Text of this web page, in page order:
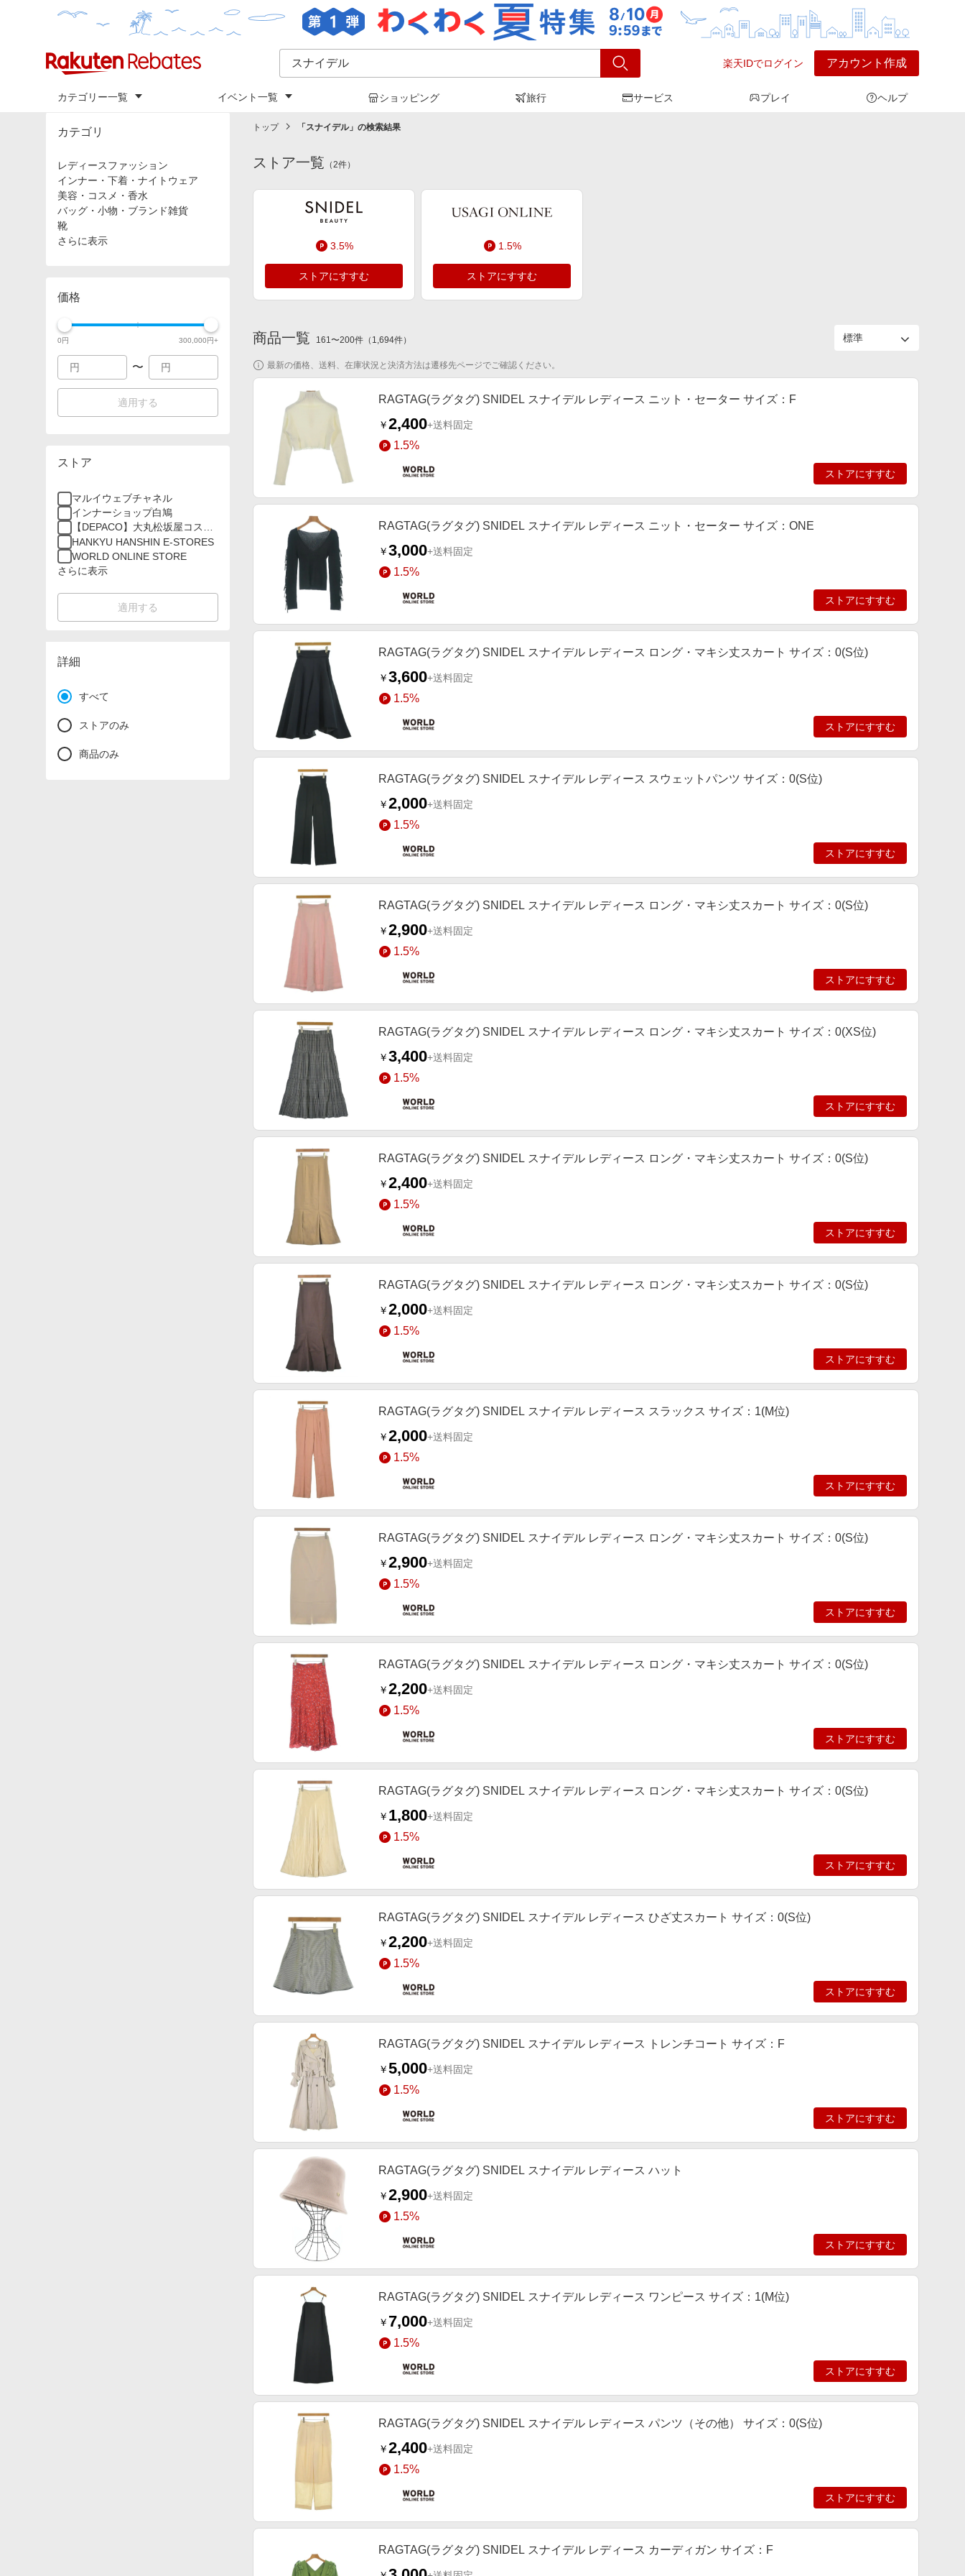
楽天IDでログイン アカウント作成
カテゴリー一覧 イベント一覧 ショッピング 旅行 サービス プレイ ヘルプ
カテゴリ
レディースファッション
インナー・下着・ナイトウェア
美容・コスメ・香水
バッグ・小物・ブランド雑貨
靴
さらに表示
価格
0円 300,000円+
〜
適用する
ストア
マルイウェブチャネル
インナーショップ白鳩
【DEPACO】大丸松坂屋コスメ
オンラインストア
HANKYU HANSHIN E-STORES
WORLD ONLINE STORE
さらに表示
適用する
詳細
すべて
ストアのみ
商品のみ
トップ 「 スナイデル」の検索結果
ストア一覧 （2件）
3.5%
ストアにすすむ
1.5%
ストアにすすむ
商品一覧 161〜200件 （ 1,694件）
最新の価格、送料、在庫状況と決済方法は遷移先ページでご確認ください。
RAGTAG(ラグタグ) SNIDEL スナイデル レディース ニット・セーター サイズ：F
￥2,400+送料固定
1.5%
ストアにすすむ
RAGTAG(ラグタグ) SNIDEL スナイデル レディース ニット・セーター サイズ：ONE
￥3,000+送料固定
1.5%
ストアにすすむ
RAGTAG(ラグタグ) SNIDEL スナイデル レディース ロング・マキシ丈スカート サイズ：0(S位)
￥3,600+送料固定
1.5%
ストアにすすむ
RAGTAG(ラグタグ) SNIDEL スナイデル レディース スウェットパンツ サイズ：0(S位)
￥2,000+送料固定
1.5%
ストアにすすむ
RAGTAG(ラグタグ) SNIDEL スナイデル レディース ロング・マキシ丈スカート サイズ：0(S位)
￥2,900+送料固定
1.5%
ストアにすすむ
RAGTAG(ラグタグ) SNIDEL スナイデル レディース ロング・マキシ丈スカート サイズ：0(XS位)
￥3,400+送料固定
1.5%
ストアにすすむ
RAGTAG(ラグタグ) SNIDEL スナイデル レディース ロング・マキシ丈スカート サイズ：0(S位)
￥2,400+送料固定
1.5%
ストアにすすむ
RAGTAG(ラグタグ) SNIDEL スナイデル レディース ロング・マキシ丈スカート サイズ：0(S位)
￥2,000+送料固定
1.5%
ストアにすすむ
RAGTAG(ラグタグ) SNIDEL スナイデル レディース スラックス サイズ：1(M位)
￥2,000+送料固定
1.5%
ストアにすすむ
RAGTAG(ラグタグ) SNIDEL スナイデル レディース ロング・マキシ丈スカート サイズ：0(S位)
￥2,900+送料固定
1.5%
ストアにすすむ
RAGTAG(ラグタグ) SNIDEL スナイデル レディース ロング・マキシ丈スカート サイズ：0(S位)
￥2,200+送料固定
1.5%
ストアにすすむ
RAGTAG(ラグタグ) SNIDEL スナイデル レディース ロング・マキシ丈スカート サイズ：0(S位)
￥ 1,800+送料固定
1.5%
ストアにすすむ
RAGTAG(ラグタグ) SNIDEL スナイデル レディース ひざ丈スカート サイズ：0(S位)
￥2,200+送料固定
1.5%
ストアにすすむ
RAGTAG(ラグタグ) SNIDEL スナイデル レディース トレンチコート サイズ：F
￥5,000+送料固定
1.5%
ストアにすすむ
RAGTAG(ラグタグ) SNIDEL スナイデル レディース ハット
￥2,900+送料固定
1.5%
ストアにすすむ
RAGTAG(ラグタグ) SNIDEL スナイデル レディース ワンピース サイズ：1(M位)
￥ 7,000+送料固定
1.5%
ストアにすすむ
RAGTAG(ラグタグ) SNIDEL スナイデル レディース パンツ（その他） サイズ：0(S位)
￥2,400+送料固定
1.5%
ストアにすすむ
RAGTAG(ラグタグ) SNIDEL スナイデル レディース カーディガン サイズ：F